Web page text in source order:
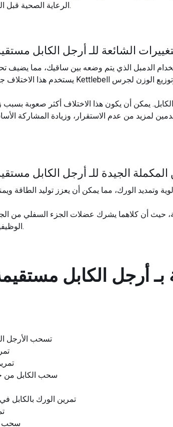
الرعاية الصحية قبل البدء في أي نظام تمرين جديد.
الشائعة للـ أرجل الكابل
لمزيد من عدم الاستقرار، وزيادة المشاركة
الجيدة للـ أرجل الكابل
حيث أن كلاهما يشرك عضلات الجزء السفلي من
الوظيفية ويعزز الأداء الرياضي.
أرجل الكابل
تسحب الأرجل
سحب الكابل من
تمرين الورك بالكابل
سحب